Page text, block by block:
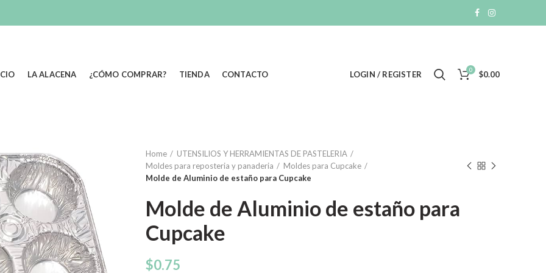
LA ALACENA ¿CÓMO COMPRAR? TIENDA CONTACTO LOGIN / REGISTER 0 $0.00
Home
UTENSILIOS Y HERRAMIENTAS DE PASTELERIA
Moldes para reposteria y panaderia
Moldes para Cupcake
Molde de Aluminio de estaño para Cupcake
Molde de Aluminio de estaño para
Cupcake
$0.75